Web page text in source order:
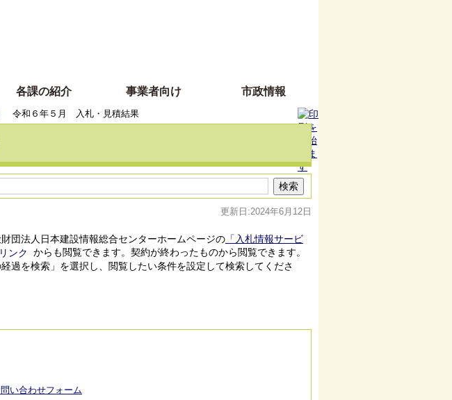
各課の紹介 事業者向け 市政情報
令和６年５月 入札・見積結果
更新日:2024年6月12日
団法人日本建設情報総合センターホームページの 「入札情報サービ
からも閲覧できます。契約が終わったものから閲覧できます。
過を検索」を選択し、閲覧したい条件を設定して検索してくださ
い合わせフォーム